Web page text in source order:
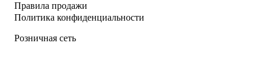
Правила продажи
Политика конфиденциальности
Розничная сеть